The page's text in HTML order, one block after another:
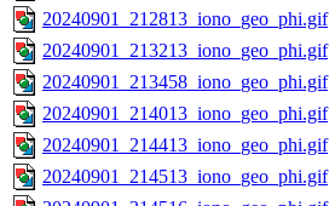
20240901_212813_iono_geo_phi.gif
20240901_213213_iono_geo_phi.gif
20240901_213458_iono_geo_phi.gif
20240901_214013_iono_geo_phi.gif
20240901_214413_iono_geo_phi.gif
20240901_214513_iono_geo_phi.gif